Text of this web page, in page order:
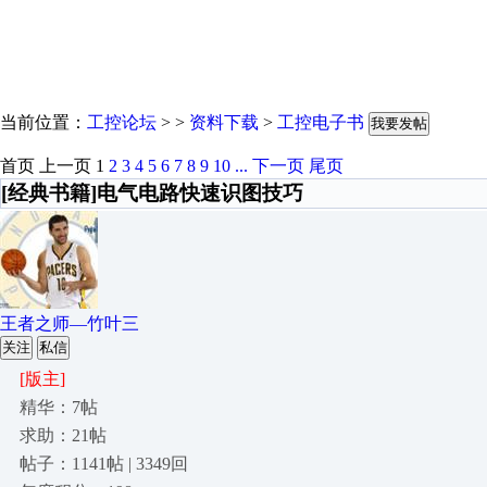
当前位置： 工控论坛 > > 资料下载 > 工控电子书 我要发帖
首页 上一页 1 2 3 4 5 6 7 8 9 10 ... 下一页 尾页
[经典书籍]电气电路快速识图技巧
王者之师—竹叶三
关注 私信
[版主]
精华：7帖
求助：21帖
帖子：1141帖 | 3349回